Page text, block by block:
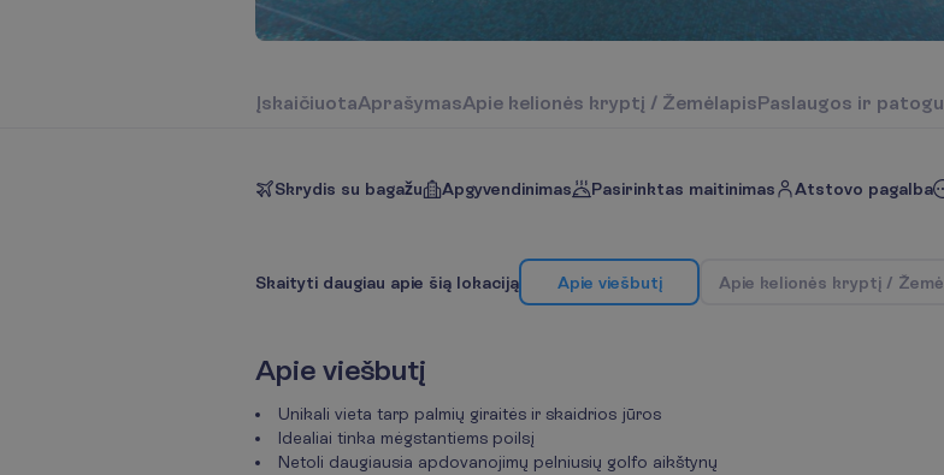
ĮskaičiuotaAprašymasApie kelionės kryptį / ŽemėlapisPaslaugos ir patogu
Skrydis su bagažu Apgyvendinimas Pasirinktas maitinimas Atstovo pagalba
Skaityti daugiau apie šią lokaciją Apie viešbutį Apie kelionės kryptį / Žemė
Apie viešbutį
Unikali vieta tarp palmių giraitės ir skaidrios jūros
Idealiai tinka mėgstantiems poilsį
Netoli daugiausia apdovanojimų pelniusių golfo aikštynų